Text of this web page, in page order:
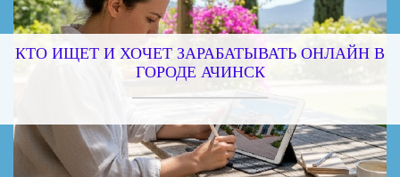
КТО ИЩЕТ И ХОЧЕТ ЗАРАБАТЫВАТЬ ОНЛАЙН В
ГОРОДЕ АЧИНСК